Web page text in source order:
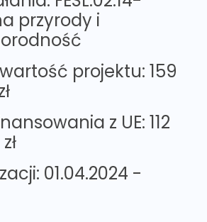
przyrody i
projektu: 159
z UE: 112
01.04.2024 -